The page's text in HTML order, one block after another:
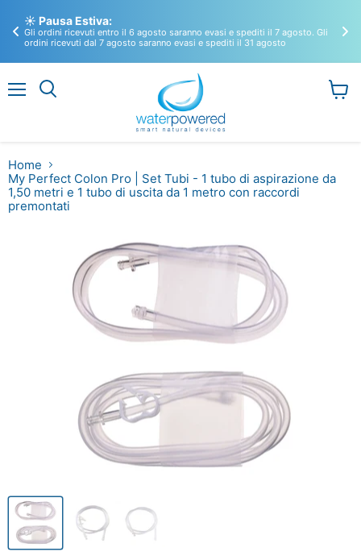
☀️ Pausa Estiva:
Gli ordini ricevuti entro il 6 agosto saranno evasi e spediti il 7 agosto. Gli
ordini ricevuti dal 7 agosto saranno evasi e spediti il 31 agosto
Home
My Perfect Colon Pro | Set Tubi - 1 tubo di aspirazione da
1,50 metri e 1 tubo di uscita da 1 metro con raccordi
premontati